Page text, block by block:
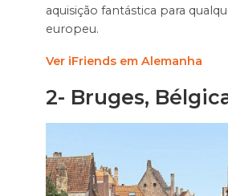
aquisição fantástica para
europeu.
Ver iFriends em Alemanha
2- Bruges,